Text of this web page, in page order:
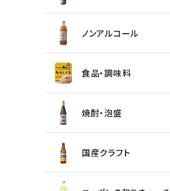
ノンアルコール
食品・調味料
焼酎・泡盛
国産クラフト